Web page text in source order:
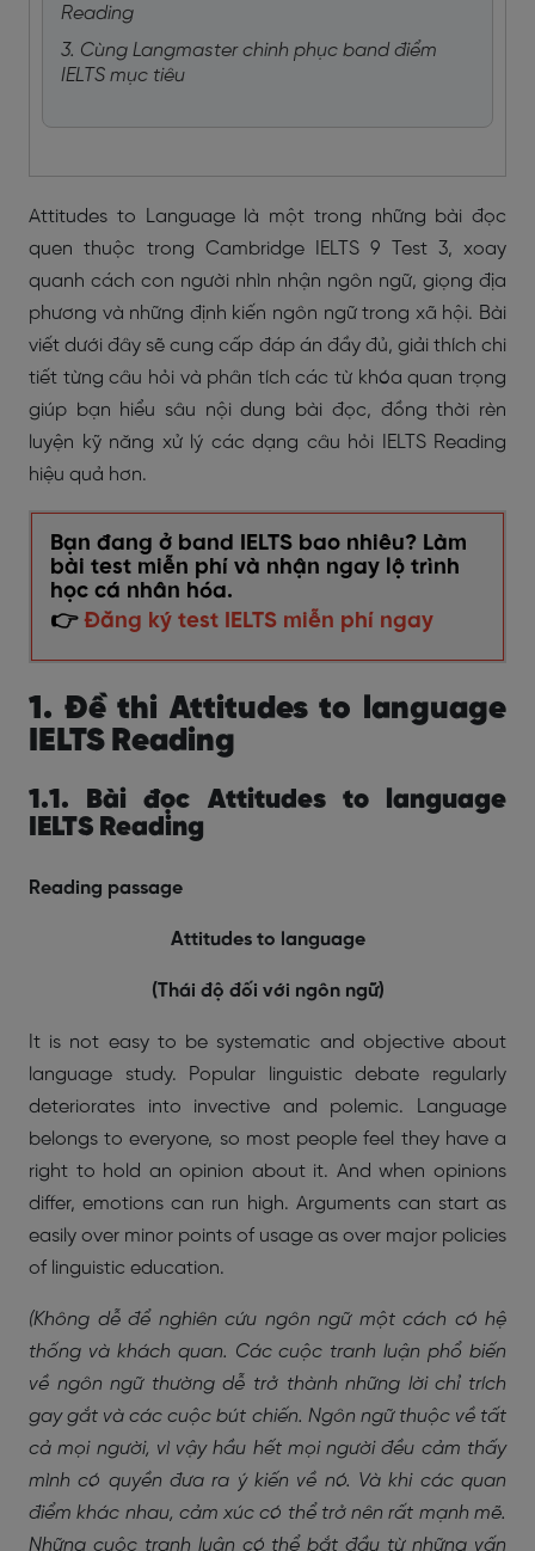
Reading
3. Cùng Langmaster chinh phục band điểm
IELTS mục tiêu
Attitudes to Language là một trong những bài đọc
quen thuộc trong Cambridge IELTS 9 Test 3, xoay
quanh cách con người nhìn nhận ngôn ngữ, giọng địa
phương và những định kiến ngôn ngữ trong xã hội. Bài
viết dưới đây sẽ cung cấp đáp án đầy đủ, giải thích chi
tiết từng câu hỏi và phân tích các từ khóa quan trọng
giúp bạn hiểu sâu nội dung bài đọc, đồng thời rèn
luyện kỹ năng xử lý các dạng câu hỏi IELTS Reading
hiệu quả hơn.
Bạn đang ở band IELTS bao nhiêu? Làm
bài test miễn phí và nhận ngay lộ trình
học cá nhân hóa.
👉 Đăng ký test IELTS miễn phí ngay
1. Đề thi Attitudes to language
IELTS Reading
1.1. Bài đọc Attitudes to language
IELTS Reading
Reading passage
Attitudes to language
(Thái độ đối với ngôn ngữ)
It is not easy to be systematic and objective about
language study. Popular linguistic debate regularly
deteriorates into invective and polemic. Language
belongs to everyone, so most people feel they have a
right to hold an opinion about it. And when opinions
differ, emotions can run high. Arguments can start as
easily over minor points of usage as over major policies
of linguistic education.
(Không dễ để nghiên cứu ngôn ngữ một cách có hệ
thống và khách quan. Các cuộc tranh luận phổ biến
về ngôn ngữ thường dễ trở thành những lời chỉ trích
gay gắt và các cuộc bút chiến. Ngôn ngữ thuộc về tất
cả mọi người, vì vậy hầu hết mọi người đều cảm thấy
mình có quyền đưa ra ý kiến về nó. Và khi các quan
điểm khác nhau, cảm xúc có thể trở nên rất mạnh mẽ.
Những cuộc tranh luận có thể bắt đầu từ những vấn